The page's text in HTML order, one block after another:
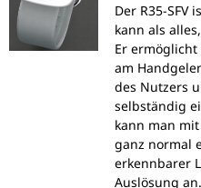
Der R35-SFV
kann als
Er
am
des Nutzers
selbständig
kann man
ganz normal
erkennbarer
Auslösung